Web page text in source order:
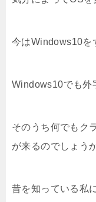
今はWindows10を
Windows10でも外
そのうち何でもク
が来るのでしょうか
昔を知っている私